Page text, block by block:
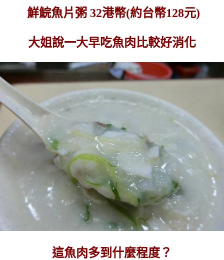
鮮鯇魚片粥 32港幣(約台幣128元)
大姐說一大早吃魚肉比較好消化
這魚肉多到什麼程度？